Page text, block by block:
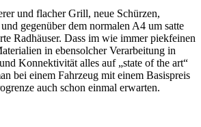
und flacher Grill, neue Schürzen,
gegenüber dem normalen A4 um satte
Radhäuser. Dass im wie immer piekfeinen
in ebensolcher Verarbeitung in
Konnektivität alles auf „state of the art“
bei einem Fahrzeug mit einem Basispreis
auch schon einmal erwarten.